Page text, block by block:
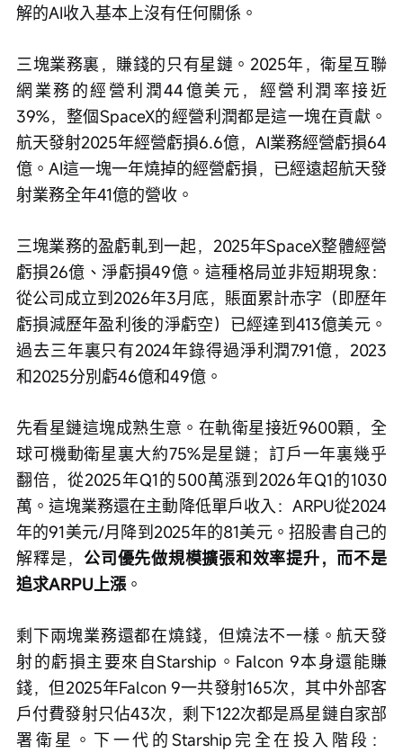
解的AI收入基本上沒有任何關係。
三塊業務裏，賺錢的只有星鏈。2025年，衛星互聯
網業務的經營利潤44億美元，經營利潤率接近
39%，整個SpaceX的經營利潤都是這一塊在貢獻。
航天發射2025年經營虧損6.6億，AI業務經營虧損64
億。AI這一塊一年燒掉的經營虧損，已經遠超航天發
射業務全年41億的營收。
三塊業務的盈虧軋到一起，2025年SpaceX整體經營
虧損26億、淨虧損49億。這種格局並非短期現象：
從公司成立到2026年3月底，賬面累計赤字（即歷年
虧損減歷年盈利後的淨虧空）已經達到413億美元。
過去三年裏只有2024年錄得過淨利潤7.91億，2023
和2025分別虧46億和49億。
先看星鏈這塊成熟生意。在軌衛星接近9600顆，全
球可機動衛星裏大約75%是星鏈；訂戶一年裏幾乎
翻倍，從2025年Q1的500萬漲到2026年Q1的1030
萬。這塊業務還在主動降低單戶收入：ARPU從2024
年的91美元/月降到2025年的81美元。招股書自己的
解釋是，公司優先做規模擴張和效率提升，而不是
追求ARPU上漲。
剩下兩塊業務還都在燒錢，但燒法不一樣。航天發
射的虧損主要來自Starship。Falcon 9本身還能賺
錢，但2025年Falcon 9一共發射165次，其中外部客
戶付費發射只佔43次，剩下122次都是爲星鏈自家部
署衛星。下一代的Starship完全在投入階段：